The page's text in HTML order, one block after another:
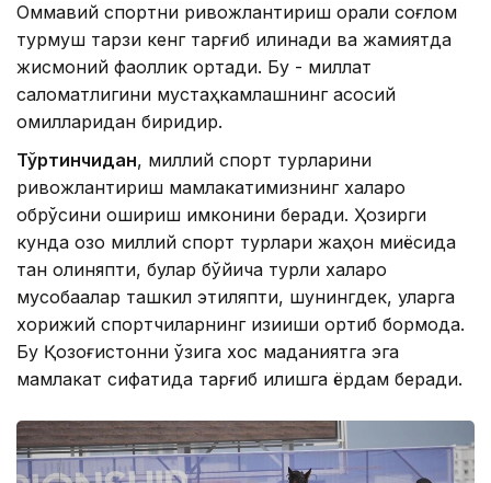
Оммавий спортни ривожлантириш орқали соғлом
турмуш тарзи кенг тарғиб қилинади ва жамиятда
жисмоний фаоллик ортади. Бу - миллат
саломатлигини мустаҳкамлашнинг асосий
омилларидан биридир.
Тўртинчидан, миллий спорт турларини
ривожлантириш мамлакатимизнинг халқаро
обрўсини ошириш имконини беради. Ҳозирги
кунда қозоқ миллий спорт турлари жаҳон миқёсида
тан олиняпти, булар бўйича турли халқаро
мусобақалар ташкил этиляпти, шунингдек, уларга
хорижий спортчиларнинг қизиқиши ортиб бормоқда.
Бу Қозоғистонни ўзига хос маданиятга эга
мамлакат сифатида тарғиб қилишга ёрдам беради.